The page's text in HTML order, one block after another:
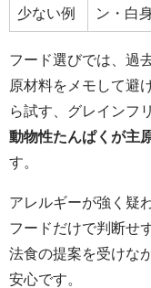
少ない例
ン・白
フード選びでは、過
原材料をメモして避
ら試す、グレインフ
動物性たんぱくが主
す。
アレルギーが強く疑
フードだけで判断せ
法食の提案を受けな
安心です。